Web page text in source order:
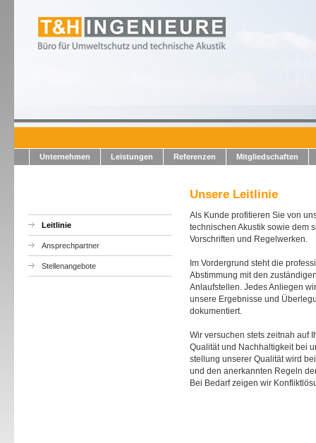
Unternehmen Leistungen Referenzen Mitgliedschaften
Leitlinie
Ansprechpartner
Stellenangebote
Unsere Leitlinie
Als Kunde profitieren Sie von
technischen Akustik sowie dem
Vorschriften und Regelwerken.
Im Vordergrund steht die
Abstimmung mit den
Anlaufstellen. Jedes Anliegen
unsere Ergebnisse und
dokumentiert.
Wir versuchen stets zeitnah auf
Qualität und Nachhaltigkeit bei
stellung unserer Qualität wird
und den anerkannten Regeln
Bei Bedarf zeigen wir